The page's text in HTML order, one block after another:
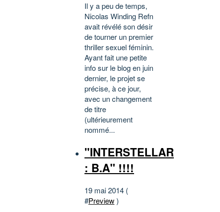
Il y a peu de temps,
Nicolas Winding Refn
avait révélé son désir
de tourner un premier
thriller sexuel féminin.
Ayant fait une petite
info sur le blog en juin
dernier, le projet se
précise, à ce jour,
avec un changement
de titre
(ultérieurement
nommé...
"INTERSTELLAR
: B.A" !!!!
19 mai 2014 (
#Preview)